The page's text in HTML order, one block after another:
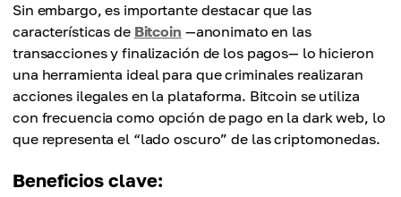
Sin embargo, es importante destacar que las
características de Bitcoin —anonimato en las
transacciones y finalización de los pagos— lo hicieron
una herramienta ideal para que criminales realizaran
acciones ilegales en la plataforma. Bitcoin se utiliza
con frecuencia como opción de pago en la dark web, lo
que representa el “lado oscuro” de las criptomonedas.
Beneficios clave: